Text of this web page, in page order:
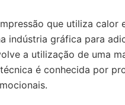
que utiliza
indústria gráfica para
a utilização de uma
é conhecida por